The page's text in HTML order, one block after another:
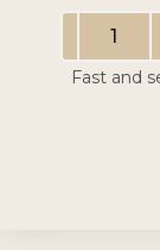
Fast and